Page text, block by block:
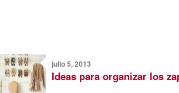
julio 5, 2013
Ideas para organizar los